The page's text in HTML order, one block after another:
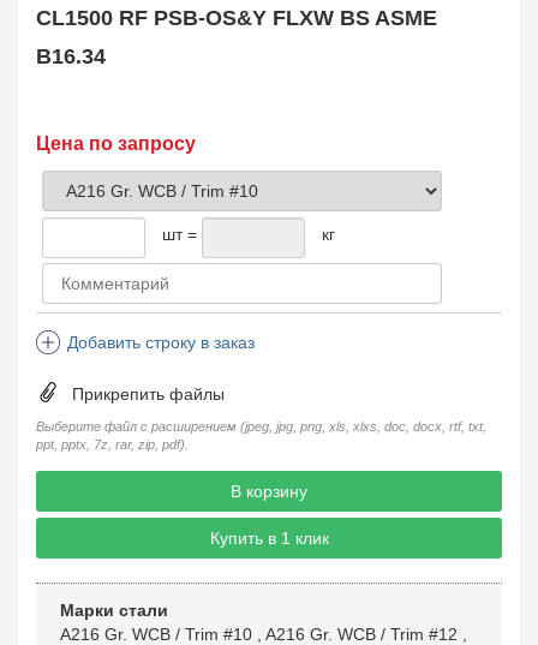
Ball Valve
Затвор дисковый
Butterfly Valve
1
Фильтр сетчатый
Strainer
Steam Trap
Компенсатор
Пламегаситель
CL1500 RF PSB-OS&Y FLXW BS ASME
B16.34
Цена по запросу
шт = кг
Добавить строку в заказ
Прикрепить файлы
Выберите файл с расширением (jpeg, jpg, png, xls, xlxs, doc, docx, rtf, txt,
ppt, pptx, 7z, rar, zip, pdf).
В корзину
Купить в 1 клик
Марки стали
A216 Gr. WCB / Trim #10
A216 Gr. WCB / Trim #12